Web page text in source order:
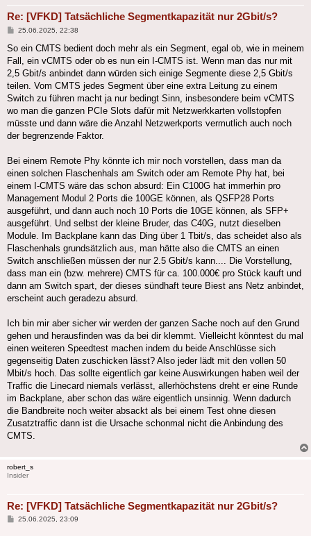
Re: [VFKD] Tatsächliche Segmentkapazität nur 2Gbit/s?
Beitrag
25.06.2025, 22:38
So ein CMTS bedient doch mehr als ein Segment, egal ob, wie in meinem
Fall, ein vCMTS oder ob es nun ein I-CMTS ist. Wenn man das nur mit
2,5 Gbit/s anbindet dann würden sich einige Segmente diese 2,5 Gbit/s
teilen. Vom CMTS jedes Segment über eine extra Leitung zu einem
Switch zu führen macht ja nur bedingt Sinn, insbesondere beim vCMTS
wo man die ganzen PCIe Slots dafür mit Netzwerkkarten vollstopfen
müsste und dann wäre die Anzahl Netzwerkports vermutlich auch noch
der begrenzende Faktor.
Bei einem Remote Phy könnte ich mir noch vorstellen, dass man da
einen solchen Flaschenhals am Switch oder am Remote Phy hat, bei
einem I-CMTS wäre das schon absurd: Ein C100G hat immerhin pro
Management Modul 2 Ports die 100GE können, als QSFP28 Ports
ausgeführt, und dann auch noch 10 Ports die 10GE können, als SFP+
ausgeführt. Und selbst der kleine Bruder, das C40G, nutzt dieselben
Module. Im Backplane kann das Ding über 1 Tbit/s, das scheidet also als
Flaschenhals grundsätzlich aus, man hätte also die CMTS an einen
Switch anschließen müssen der nur 2.5 Gbit/s kann.... Die Vorstellung,
dass man ein (bzw. mehrere) CMTS für ca. 100.000€ pro Stück kauft und
dann am Switch spart, der dieses sündhaft teure Biest ans Netz anbindet,
erscheint auch geradezu absurd.
Ich bin mir aber sicher wir werden der ganzen Sache noch auf den Grund
gehen und herausfinden was da bei dir klemmt. Vielleicht könntest du mal
einen weiteren Speedtest machen indem du beide Anschlüsse sich
gegenseitig Daten zuschicken lässt? Also jeder lädt mit den vollen 50
Mbit/s hoch. Das sollte eigentlich gar keine Auswirkungen haben weil der
Traffic die Linecard niemals verlässt, allerhöchstens dreht er eine Runde
im Backplane, aber schon das wäre eigentlich unsinnig. Wenn dadurch
die Bandbreite noch weiter absackt als bei einem Test ohne diesen
Zusatztraffic dann ist die Ursache schonmal nicht die Anbindung des
CMTS.
robert_s
Insider
Re: [VFKD] Tatsächliche Segmentkapazität nur 2Gbit/s?
Beitrag
25.06.2025, 23:09